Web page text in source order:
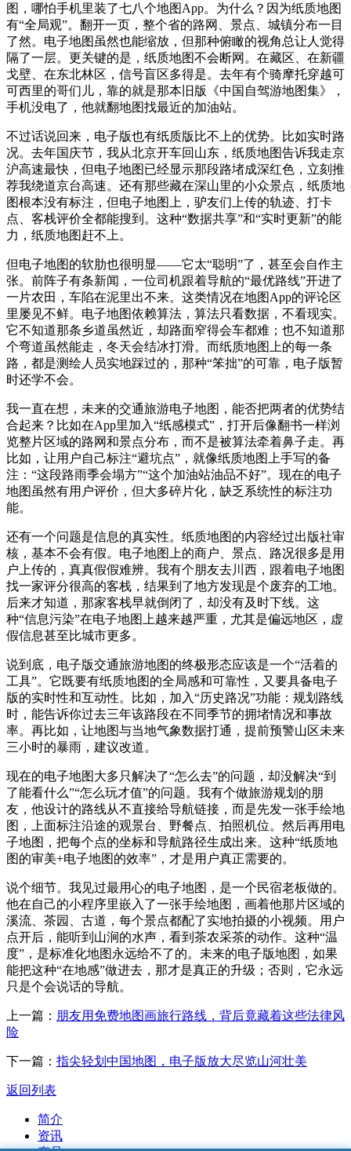
图，哪怕手机里装了七八个地图App。为什么？因为纸质地图
有“全局观”。翻开一页，整个省的路网、景点、城镇分布一目
了然。电子地图虽然也能缩放，但那种俯瞰的视角总让人觉得
隔了一层。更关键的是，纸质地图不会断网。在藏区、在新疆
戈壁、在东北林区，信号盲区多得是。去年有个骑摩托穿越可
可西里的哥们儿，靠的就是那本旧版《中国自驾游地图集》，
手机没电了，他就翻地图找最近的加油站。
不过话说回来，电子版也有纸质版比不上的优势。比如实时路
况。去年国庆节，我从北京开车回山东，纸质地图告诉我走京
沪高速最快，但电子地图已经显示那段路堵成深红色，立刻推
荐我绕道京台高速。还有那些藏在深山里的小众景点，纸质地
图根本没有标注，但电子地图上，驴友们上传的轨迹、打卡
点、客栈评价全都能搜到。这种“数据共享”和“实时更新”的能
力，纸质地图赶不上。
但电子地图的软肋也很明显——它太“聪明”了，甚至会自作主
张。前阵子有条新闻，一位司机跟着导航的“最优路线”开进了
一片农田，车陷在泥里出不来。这类情况在地图App的评论区
里屡见不鲜。电子地图依赖算法，算法只看数据，不看现实。
它不知道那条乡道虽然近，却路面窄得会车都难；也不知道那
个弯道虽然能走，冬天会结冰打滑。而纸质地图上的每一条
路，都是测绘人员实地踩过的，那种“笨拙”的可靠，电子版暂
时还学不会。
我一直在想，未来的交通旅游电子地图，能否把两者的优势结
合起来？比如在App里加入“纸感模式”，打开后像翻书一样浏
览整片区域的路网和景点分布，而不是被算法牵着鼻子走。再
比如，让用户自己标注“避坑点”，就像纸质地图上手写的备
注：“这段路雨季会塌方”“这个加油站油品不好”。现在的电子
地图虽然有用户评价，但大多碎片化，缺乏系统性的标注功
能。
还有一个问题是信息的真实性。纸质地图的内容经过出版社审
核，基本不会有假。电子地图上的商户、景点、路况很多是用
户上传的，真真假假难辨。我有个朋友去川西，跟着电子地图
找一家评分很高的客栈，结果到了地方发现是个废弃的工地。
后来才知道，那家客栈早就倒闭了，却没有及时下线。这
种“信息污染”在电子地图上越来越严重，尤其是偏远地区，虚
假信息甚至比城市更多。
说到底，电子版交通旅游地图的终极形态应该是一个“活着的
工具”。它既要有纸质地图的全局感和可靠性，又要具备电子
版的实时性和互动性。比如，加入“历史路况”功能：规划路线
时，能告诉你过去三年该路段在不同季节的拥堵情况和事故
率。再比如，让地图与当地气象数据打通，提前预警山区未来
三小时的暴雨，建议改道。
现在的电子地图大多只解决了“怎么去”的问题，却没解决“到
了能看什么”“怎么玩才值”的问题。我有个做旅游规划的朋
友，他设计的路线从不直接给导航链接，而是先发一张手绘地
图，上面标注沿途的观景台、野餐点、拍照机位。然后再用电
子地图，把每个点的坐标和导航路径生成出来。这种“纸质地
图的审美+电子地图的效率”，才是用户真正需要的。
说个细节。我见过最用心的电子地图，是一个民宿老板做的。
他在自己的小程序里嵌入了一张手绘地图，画着他那片区域的
溪流、茶园、古道，每个景点都配了实地拍摄的小视频。用户
点开后，能听到山涧的水声，看到茶农采茶的动作。这种“温
度”，是标准化地图永远给不了的。未来的电子版地图，如果
能把这种“在地感”做进去，那才是真正的升级；否则，它永远
只是个会说话的导航。
上一篇： 朋友用免费地图画旅行路线，背后竟藏着这些法律风
险
下一篇： 指尖轻划中国地图，电子版放大尽览山河壮美
返回列表
简介
资讯